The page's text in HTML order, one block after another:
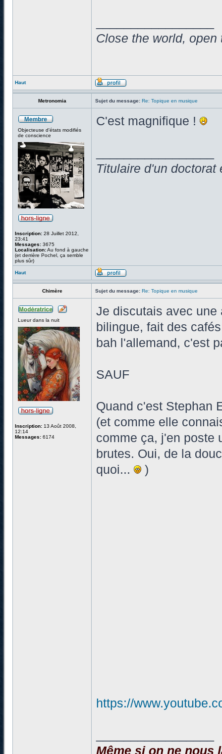
Close the world, open
Haut
Metronomia Sujet du message: Re: Topique en musique
Objecteuse d'états modifiés
de conscience
Inscription: 28 Juillet 2012,
23:41
Messages: 3675
Localisation:Au fond à gauche
(et derrière Pochel, ça semble
plus sûr)
C'est magnifique !
Titulaire d'un doctorat
Haut
Chimère Sujet du message: Re: Topique en musique
Lueur dans la nuit
Inscription: 13 Août 2008,
12:14
Messages: 6174
Je discutais avec une
bilingue, fait des
bah l'allemand, c'est
SAUF
Quand c'est Stephan
(et comme elle
comme ça, j'en poste
brutes. Oui, de la
quoi...
)
https://
Même si on ne nous